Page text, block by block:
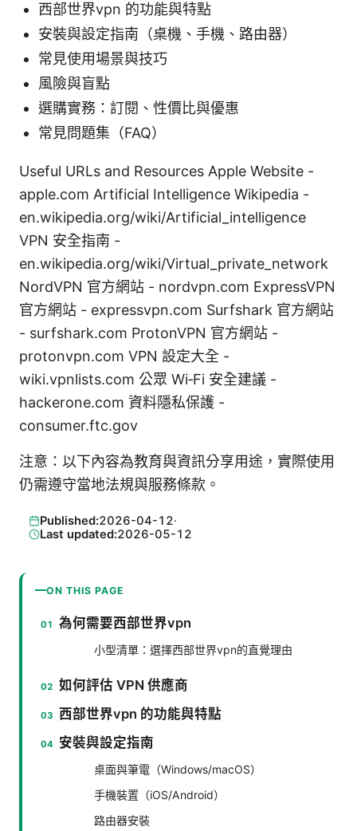
西部世界vpn 的功能與特點
安裝與設定指南（桌機、手機、路由器）
常見使用場景與技巧
風險與盲點
選購實務：訂閱、性價比與優惠
常見問題集（FAQ）
Useful URLs and Resources Apple Website -
apple.com Artificial Intelligence Wikipedia -
en.wikipedia.org/wiki/Artificial_intelligence
VPN 安全指南 -
en.wikipedia.org/wiki/Virtual_private_network
NordVPN 官方網站 - nordvpn.com ExpressVPN
官方網站 - expressvpn.com Surfshark 官方網站
- surfshark.com ProtonVPN 官方網站 -
protonvpn.com VPN 設定大全 -
wiki.vpnlists.com 公眾 Wi‑Fi 安全建議 -
hackerone.com 資料隱私保護 -
consumer.ftc.gov
注意：以下內容為教育與資訊分享用途，實際使用
仍需遵守當地法規與服務條款。
Published:2026-04-12·
Last updated:2026-05-12
ON THIS PAGE
為何需要西部世界vpn
小型清單：選擇西部世界vpn的直覺理由
如何評估 VPN 供應商
西部世界vpn 的功能與特點
安裝與設定指南
桌面與筆電（Windows/macOS）
手機裝置（iOS/Android）
路由器安裝